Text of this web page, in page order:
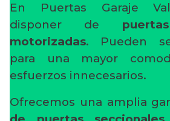
En Puertas Garaje
disponer de
motorizadas. Pueden
para una mayor
esfuerzos innecesarios.
Ofrecemos una amplia